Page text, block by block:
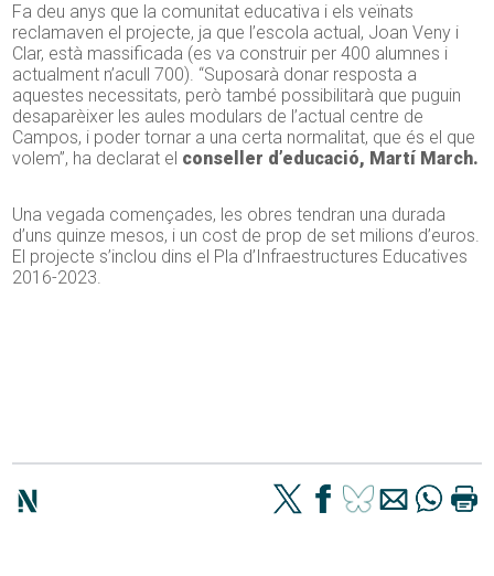
Fa deu anys que la comunitat educativa i els veïnats
reclamaven el projecte, ja que l’escola actual, Joan Veny i
Clar, està massificada (es va construir per 400 alumnes i
actualment n’acull 700). “Suposarà donar resposta a
aquestes necessitats, però també possibilitarà que puguin
desaparèixer les aules modulars de l’actual centre de
Campos, i poder tornar a una certa normalitat, que és el que
volem”, ha declarat el conseller d’educació, Martí March.
Una vegada començades, les obres tendran una durada
d’uns quinze mesos, i un cost de prop de set milions d’euros.
El projecte s’inclou dins el Pla d’Infraestructures Educatives
2016-2023.